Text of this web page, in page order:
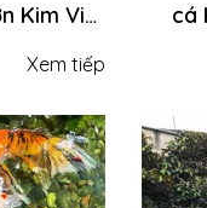
Kim Việt
Xem tiếp
cá